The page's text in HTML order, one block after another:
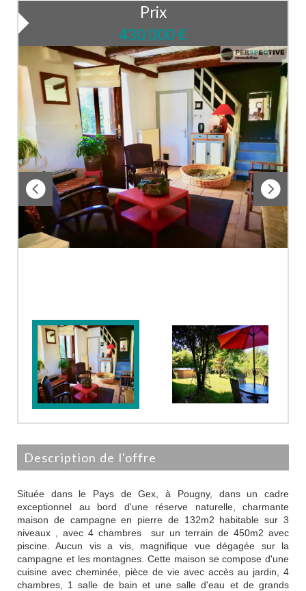
Prix
430 000€
description de l'offre
Située dans le Pays de Gex, à Pougny, dans un cadre
exceptionnel au bord d'une réserve naturelle, charmante
maison de campagne en pierre de 132m2 habitable sur 3
niveaux , avec 4 chambres sur un terrain de 450m2 avec
piscine. Aucun vis a vis, magnifique vue dégagée sur la
campagne et les montagnes. Cette maison se compose d'une
cuisine avec cheminée, pièce de vie avec accès au jardin, 4
chambres, 1 salle de bain et une salle d'eau et de grands